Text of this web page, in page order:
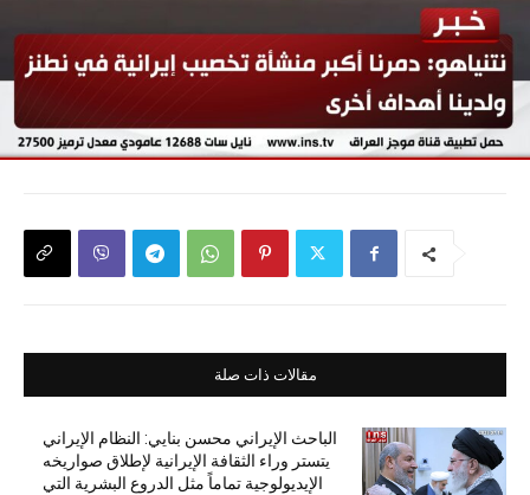
مقالات ذات صلة
الباحث الإيراني محسن بنايي: النظام الإيراني
يتستر وراء الثقافة الإيرانية لإطلاق صواريخه
الإيديولوجية تماماً مثل الدروع البشرية التي